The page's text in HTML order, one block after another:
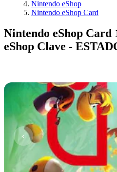
Nintendo eShop
Nintendo eShop Card
Nintendo eShop Card
eShop Clave -